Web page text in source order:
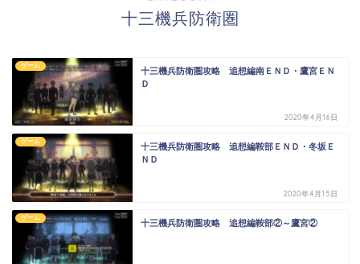
十三機兵防衛圏
ゲーム
十三機兵防衛圏攻略 追想編南ＥＮＤ・鷹宮ＥＮ
Ｄ
2020年4月16日
ゲーム
十三機兵防衛圏攻略 追想編鞍部ＥＮＤ・冬坂Ｅ
ＮＤ
2020年4月15日
ゲーム
十三機兵防衛圏攻略 追想編鞍部②～鷹宮②